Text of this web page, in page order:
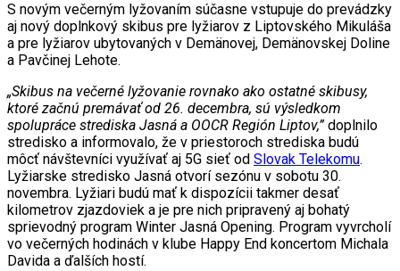
S novým večerným lyžovaním súčasne vstupuje do prevádzky
aj nový doplnkový skibus pre lyžiarov z Liptovského Mikuláša
a pre lyžiarov ubytovaných v Demänovej, Demänovskej Doline
a Pavčinej Lehote.
„Skibus na večerné lyžovanie rovnako ako ostatné skibusy,
ktoré začnú premávať od 26. decembra, sú výsledkom
spolupráce strediska Jasná a OOCR Región Liptov,”doplnilo
stredisko a informovalo, že v priestoroch strediska budú
môcť návštevníci využívať aj 5G sieť od Slovak Telekomu.
Lyžiarske stredisko Jasná otvorí sezónu v sobotu 30.
novembra. Lyžiari budú mať k dispozícii takmer desať
kilometrov zjazdoviek a je pre nich pripravený aj bohatý
sprievodný program Winter Jasná Opening. Program vyvrcholí
vo večerných hodinách v klube Happy End koncertom Michala
Davida a ďalších hostí.